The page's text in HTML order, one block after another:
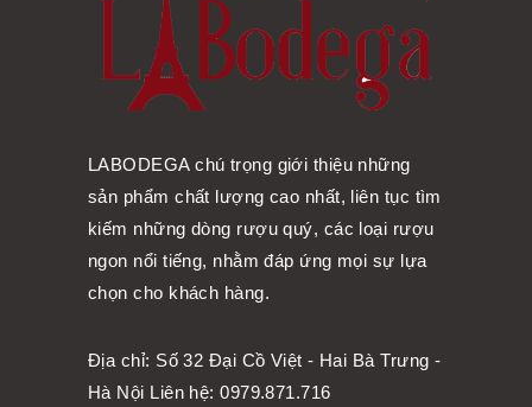
LABODEGA chú trọng giới thiệu những
sản phẩm chất lượng cao nhất, liên tục tìm
kiếm những dòng rượu quý, các loại rượu
ngon nổi tiếng, nhằm đáp ứng mọi sự lựa
chọn cho khách hàng.
Địa chỉ: Số 32 Đại Cồ Việt - Hai Bà Trưng -
Hà Nội Liên hệ: 0979.871.716